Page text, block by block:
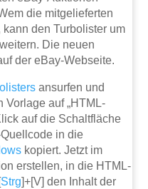
die mitgelieferten
den Turbolister um
Die neuen
der eBay-Webseite.
ansurfen und
Vorlage auf „HTML-
auf die Schaltfläche
in die
kopiert. Jetzt im
erstellen, in die HTML-
Strg ]+[V] den Inhalt der